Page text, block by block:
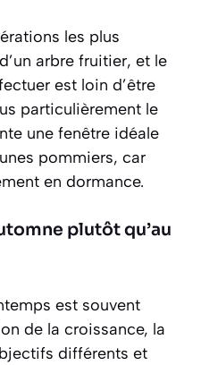
les plus
arbre fruitier, et le
est loin d’être
particulièrement le
une fenêtre idéale
pommiers, car
en dormance.
plutôt qu’au
est souvent
de la croissance, la
différents et